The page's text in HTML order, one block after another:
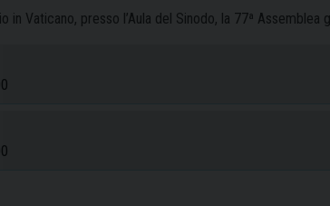
in Vaticano, presso l’Aula del Sinodo, la 77ª Assemblea